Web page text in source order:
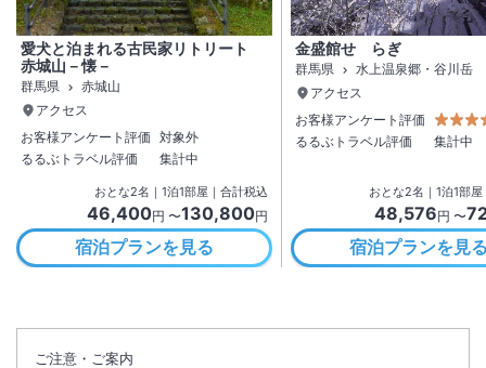
愛犬と泊まれる古民家リトリート
赤城山－懐－
群馬県
赤城山
アクセス
お客様アンケート評価 対象外
るるぶトラベル評価
集計中
おとな2名 ｜ 1泊1部屋｜合計税込
46,400円 〜130,800円
宿泊プランを見る
金盛館せゝらぎ
群馬県
水上温泉郷・谷川岳
アクセス
お客様アンケート評価
るるぶトラベル評価
集計中
おとな2名 ｜ 1泊1部屋
48,576円 〜
宿泊プランを見
ご注意・ご案内